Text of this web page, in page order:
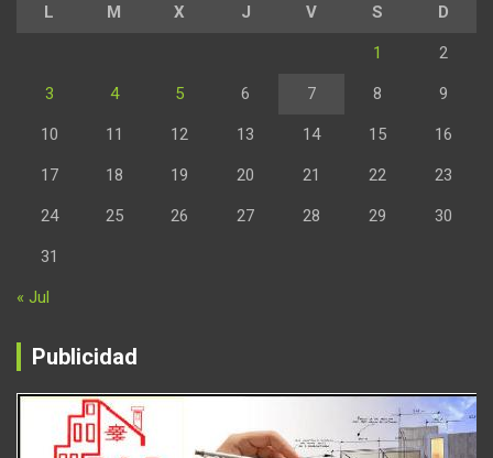
L M X J V S D
1 2
3 4 5 6 7 8 9
10 11 12 13 14 15 16
17 18 19 20 21 22 23
24 25 26 27 28 29 30
31
« Jul
Publicidad